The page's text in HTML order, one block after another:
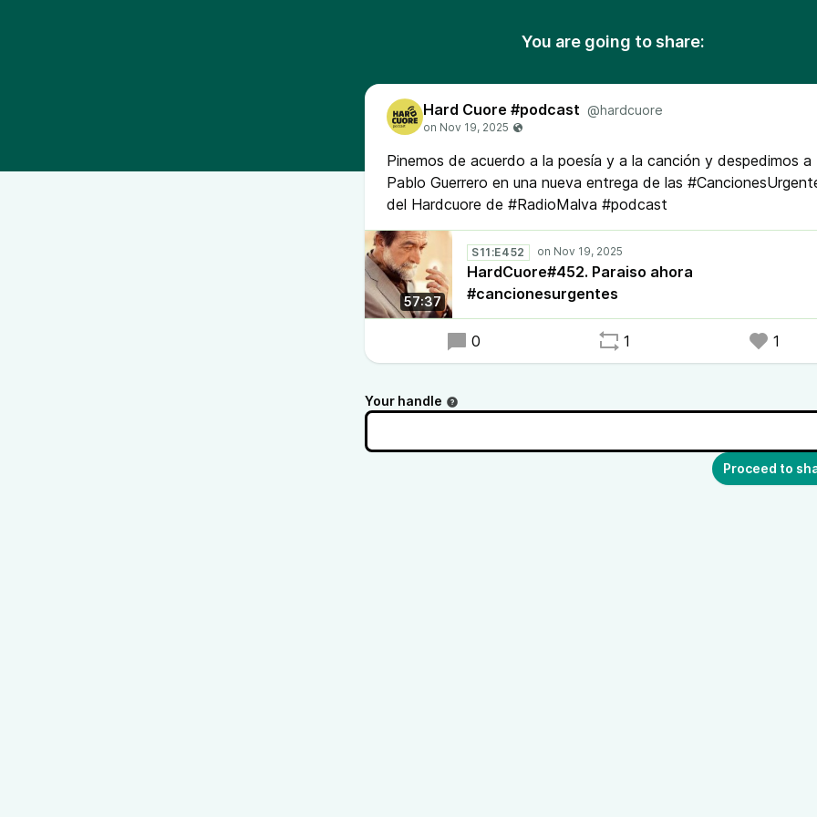
You are going to share:
Hard Cuore #podcast @hardcuore
Pinemos de acuerdo a la poesía y a la canción y despedimos a
Pablo Guerrero en una nueva entrega de las
del Hardcuore de #RadioMalva #podcast
57:37
S11:E452
HardCuore#452. Paraiso ahora
#cancionesurgentes
0 1 1
Your handle
Proceed to